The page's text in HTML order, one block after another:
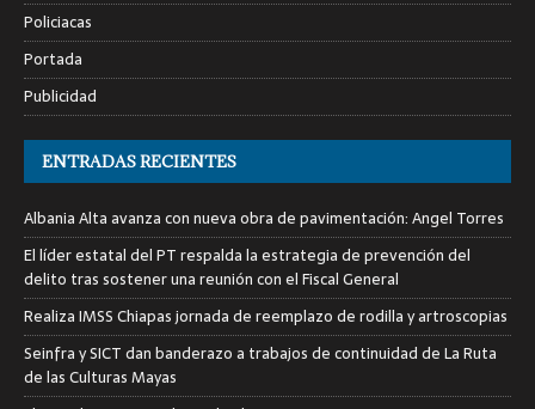
Policiacas
Portada
Publicidad
ENTRADAS RECIENTES
Albania Alta avanza con nueva obra de pavimentación: Angel Torres
El líder estatal del PT respalda la estrategia de prevención del
delito tras sostener una reunión con el Fiscal General
Realiza IMSS Chiapas jornada de reemplazo de rodilla y artroscopias
Seinfra y SICT dan banderazo a trabajos de continuidad de La Ruta
de las Culturas Mayas